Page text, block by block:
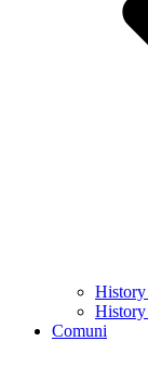
History
History
Comuni